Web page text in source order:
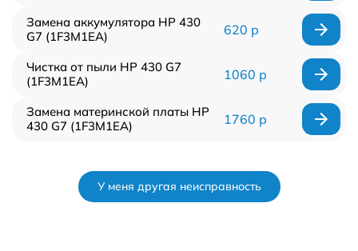
Замена аккумулятора HP 430
G7 (1F3M1EA)
620 р
Чистка от пыли HP 430 G7
(1F3M1EA)
1060 р
Замена материнской платы HP
430 G7 (1F3M1EA)
1760 р
У меня другая неисправность